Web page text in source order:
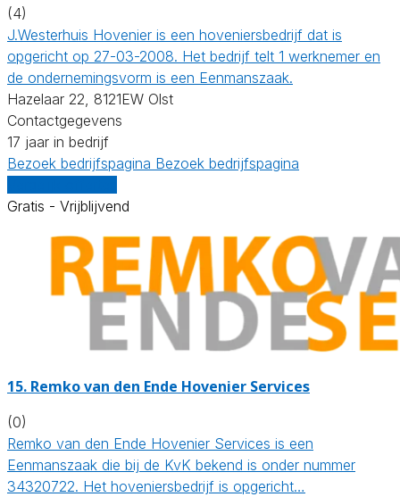
(4)
J.Westerhuis Hovenier is een hoveniersbedrijf dat is
opgericht op 27-03-2008. Het bedrijf telt 1 werknemer en
de ondernemingsvorm is een Eenmanszaak.
Hazelaar 22, 8121EW Olst
Contactgegevens
17 jaar in bedrijf
Bezoek bedrijfspagina Bezoek bedrijfspagina
Gratis - Vrijblijvend
15. Remko van den Ende Hovenier Services
(0)
Remko van den Ende Hovenier Services is een
Eenmanszaak die bij de KvK bekend is onder nummer
34320722. Het hoveniersbedrijf is opgericht…